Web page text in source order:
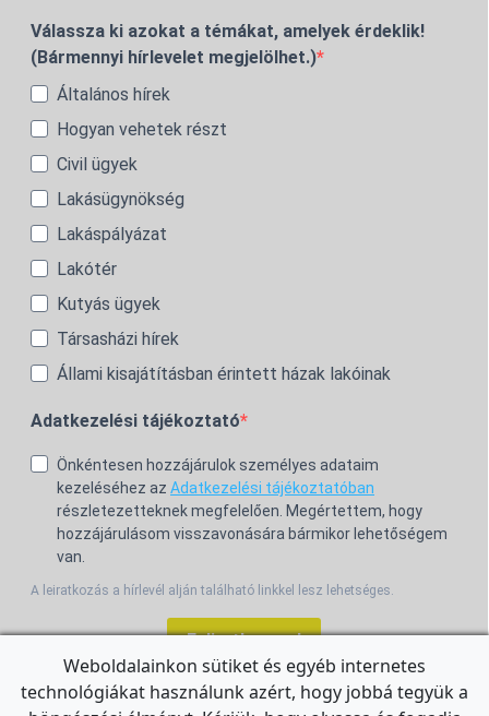
Válassza ki azokat a témákat, amelyek érdeklik!
(Bármennyi hírlevelet megjelölhet.)
Általános hírek
Hogyan vehetek részt
Civil ügyek
Lakásügynökség
Lakáspályázat
Lakótér
Kutyás ügyek
Társasházi hírek
Állami kisajátításban érintett házak lakóinak
Adatkezelési tájékoztató
Önkéntesen hozzájárulok személyes adataim
kezeléséhez az Adatkezelési tájékoztatóban
részletezetteknek megfelelően. Megértettem, hogy
hozzájárulásom visszavonására bármikor lehetőségem
van.
A leiratkozás a hírlevél alján található linkkel lesz lehetséges.
Feliratkozom!
Weboldalainkon sütiket és egyéb internetes
technológiákat használunk azért, hogy jobbá tegyük a